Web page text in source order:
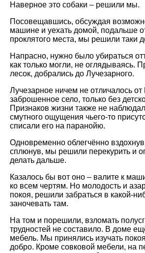
Наверное это собаки – решили мы.
Посовещавшись, обсуждая
машине и уехать домой, подальше
проклятого места, мы решили таки
Напрасно, нужно было убираться
как только могли, не оглядываясь.
лесок, добрались до Лучезарного.
Лучезарное ничем не отличалось от
заброшенное село, только без
Признаков жизни также не
смутного ощущения чьего-то
списали его на паранойю.
Одновременно облегчённо
сплюнув, мы решили перекурить и
делать дальше.
Казалось бы вот оно – валите к
ко всем чертям. Но молодость и
покоя, решили забраться в какой-
заночевать там.
На том и порешили, взломать
трудностей не составило. В доме
мебель. Мы принялись изучать
добро. Кроме совковой мебели, на